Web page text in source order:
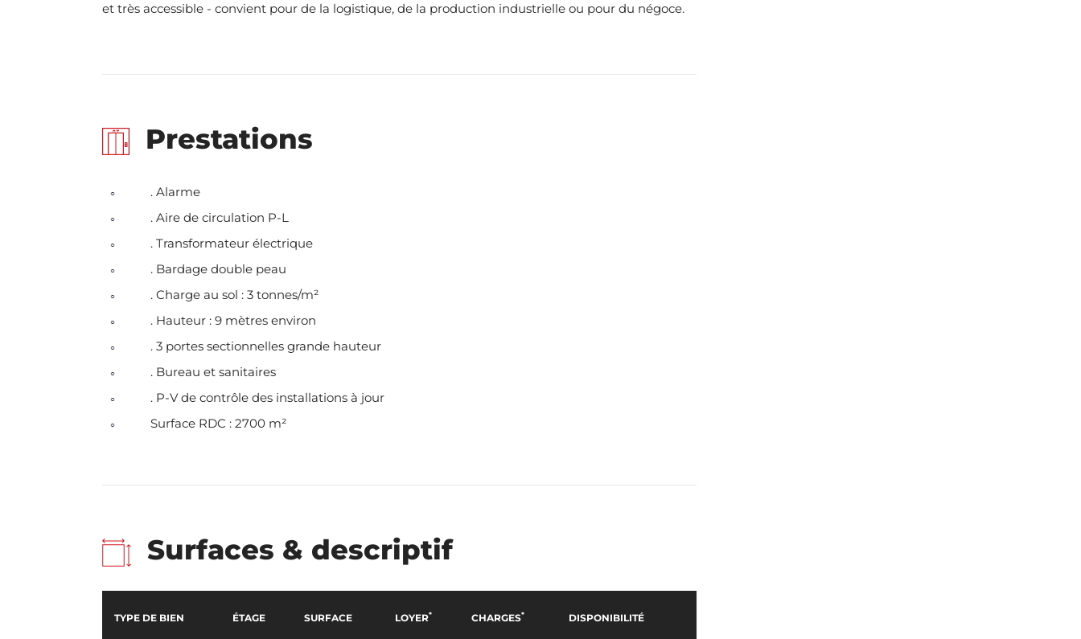
et très accessible - convient pour de la logistique, de la production industrielle ou pour du négoce.
Prestations
. Alarme
. Aire de circulation P-L
. Transformateur électrique
. Bardage double peau
. Charge au sol : 3 tonnes/m²
. Hauteur : 9 mètres environ
. 3 portes sectionnelles grande hauteur
. Bureau et sanitaires
. P-V de contrôle des installations à jour
Surface RDC : 2700 m²
Surfaces & descriptif
TYPE DE BIEN ÉTAGE SURFACE LOYER* CHARGES* DISPONIBILITÉ